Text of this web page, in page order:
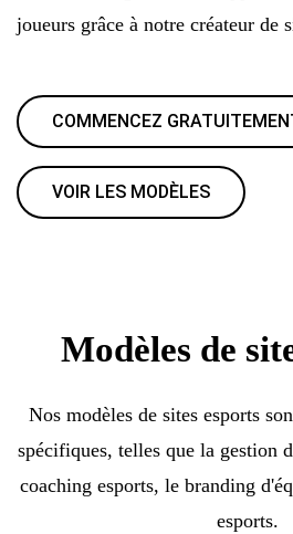
joueurs grâce à notre créateur de
COMMENCEZ
VOIR LES MODÈLES
Modèles de
Nos modèles de sites esports
spécifiques, telles que la gestion
coaching esports, le branding
esports.